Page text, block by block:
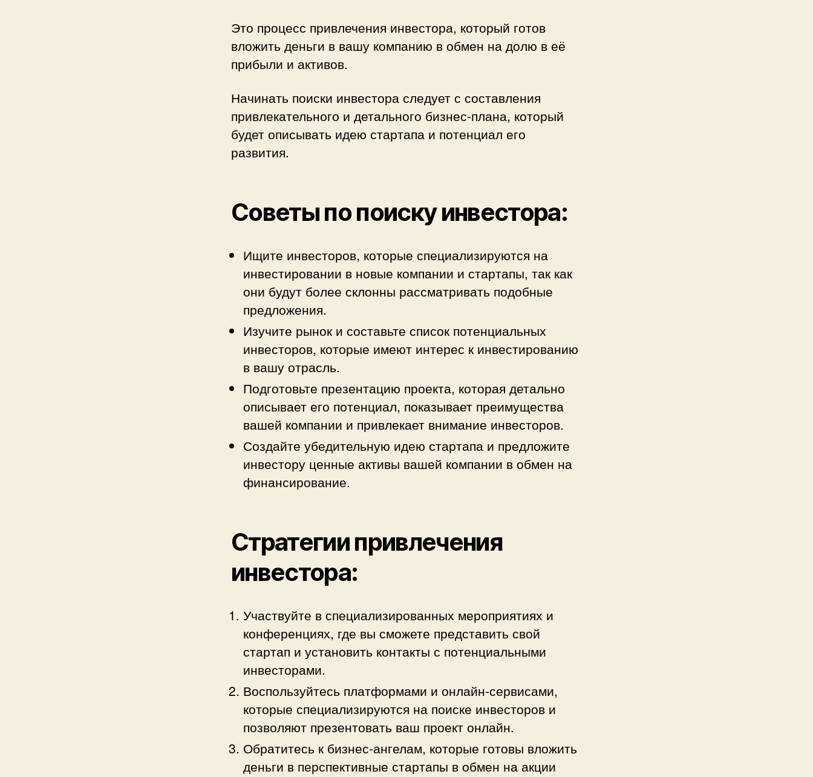
Это процесс привлечения инвестора, который готов
вложить деньги в вашу компанию в обмен на долю в её
прибыли и активов.
Начинать поиски инвестора следует с составления
привлекательного и детального бизнес-плана, который
будет описывать идею стартапа и потенциал его
развития.
Советы по поиску инвестора:
Ищите инвесторов, которые специализируются на
инвестировании в новые компании и стартапы, так как
они будут более склонны рассматривать подобные
предложения.
Изучите рынок и составьте список потенциальных
инвесторов, которые имеют интерес к инвестированию
в вашу отрасль.
Подготовьте презентацию проекта, которая детально
описывает его потенциал, показывает преимущества
вашей компании и привлекает внимание инвесторов.
Создайте убедительную идею стартапа и предложите
инвестору ценные активы вашей компании в обмен на
финансирование.
Стратегии привлечения
инвестора:
Участвуйте в специализированных мероприятиях и
конференциях, где вы сможете представить свой
стартап и установить контакты с потенциальными
инвесторами.
Воспользуйтесь платформами и онлайн-сервисами,
которые специализируются на поиске инвесторов и
позволяют презентовать ваш проект онлайн.
Обратитесь к бизнес-ангелам, которые готовы вложить
деньги в перспективные стартапы в обмен на акции